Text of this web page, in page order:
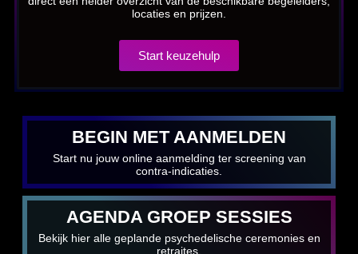
locaties en prijzen.
Start keuzehulp
BEGIN MET AANMELDEN
Start nu jouw online aanmelding ter screening van
contra-indicaties.
AGENDA GROEP SESSIES
Bekijk hier alle geplande psychedelische ceremonies en
retraites.